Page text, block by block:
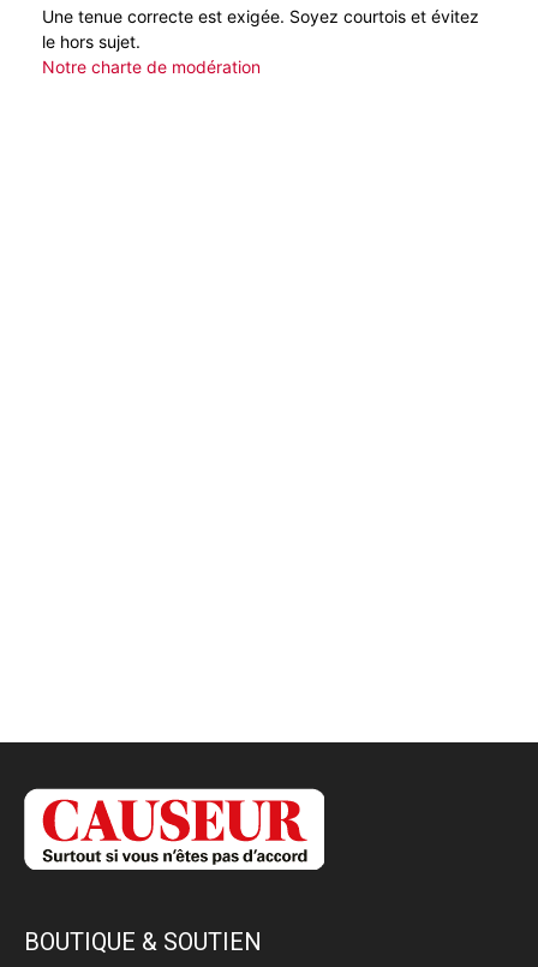
Une tenue correcte est exigée. Soyez courtois et évitez
le hors sujet.
Notre charte de modération
BOUTIQUE & SOUTIEN